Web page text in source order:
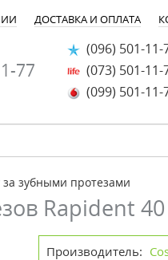
ДОСТАВКА И ОПЛАТА
77
(096) 501-11-
(073) 501-11-
(099) 501-11-
за зубными протезами
Rapident 40
Производитель: